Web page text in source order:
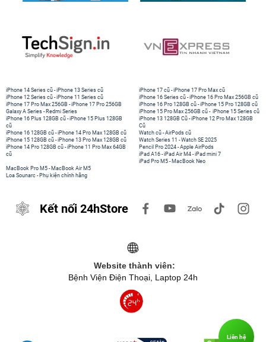
iPhone 14 Series cũ -iPhone 13 Series cũ
iPhone 12 Series cũ -iPhone 11 Series cũ
iPhone 17 Pro Max 256GB -iPhone 17 Pro 256GB
Galaxy A Series - Redmi Series
iPhone 17 cũ -iPhone 17 Pro Max cũ
iPhone 16 Series cũ - iPhone 16 Pro Max 256GB cũ
iPhone 16 Pro 128GB cũ -iPhone 15 Pro 128GB cũ
iPhone 15 Pro Max 256GB cũ - iPhone 15 Series cũ
iPhone 16 Plus 128GB cũ -iPhone 15 Plus 128GB
cũ
iPhone 16 128GB cũ -iPhone 14 Pro Max 128GB cũ
iPhone 15 128GB cũ -iPhone 13 Pro Max 128GB cũ
iPhone 14 Pro 128GB cũ -iPhone 11 Pro Max 64GB
cũ
iPhone 13 128GB Cũ -iPhone 12 Pro Max 128GB
Cũ
Watch cũ -AirPods cũ
Watch Series 11 -Watch SE 2025
Pencil Pro 2024 -Apple AirPods
iPad A16 -iPad Air M4 -iPad mini 7
iPad Pro M5 - MacBook Neo
MacBook Pro M5 - MacBook Air M5
Loa Sounarc - Phụ kiện chính hãng
Kết nối 24hStore
Website thành viên:
Bệnh Viện Điện Thoại, Laptop 24h
Liên hệ